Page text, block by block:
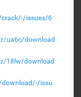
issues/6
ua6c/download
18lw/download
issu